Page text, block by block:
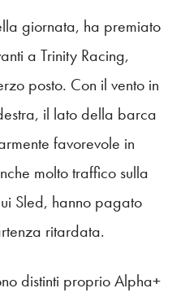
giornata, ha premiato
a Trinity Racing,
posto. Con il vento in
il lato della barca
favorevole in
molto traffico sulla
Sled, hanno pagato
ritardata.
distinti proprio Alpha+